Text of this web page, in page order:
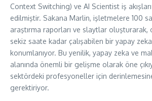
Context Switching) ve AI Scientist iş
edilmiştir. Sakana Marlin, işletmelere 100
araştırma raporları ve slaytlar
sekiz saate kadar çalışabilen bir yapay
konumlanıyor. Bu yenilik, yapay zeka ve
alanında önemli bir gelişme olarak öne
sektördeki profesyoneller için
gerektiriyor.